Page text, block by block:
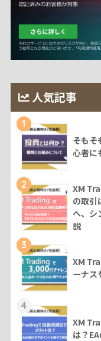
人気記事
1
そもそ
心者に
2
XM
の取引
へ、シ
説
3
XM
ーナス
4
XM
は？